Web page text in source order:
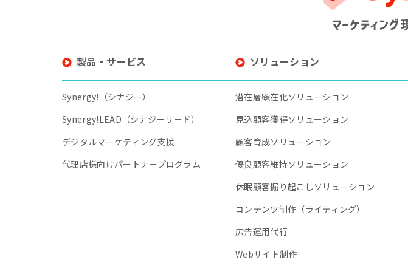
製品・サービス
Synergy!（シナジー）
Synergy!LEAD（シナジーリード）
デジタルマーケティング支援
代理店様向けパートナープログラム
ソリューション
潜在層顕在化ソリューション
見込顧客獲得ソリューション
顧客育成ソリューション
優良顧客維持ソリューション
休眠顧客掘り起こしソリューション
コンテンツ制作（ライティング）
広告運用代行
Webサイト制作